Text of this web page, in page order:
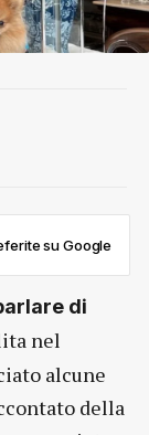
su Google
di
nel
alcune
della